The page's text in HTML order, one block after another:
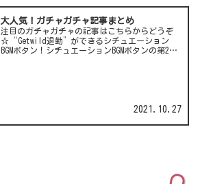
大人気！ガチャガチャ記事まとめ
注目のガチャガチャの記事はこちらからどうぞ
☆“Getwild退勤”ができるシチュエーション
BGMボタン！シチュエーションBGMボタンの第2
2021.10.27